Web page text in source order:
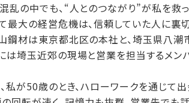
乱の中でも、“人とのつながり”が私を救っ
最大の経営危機は、信頼していた人に裏
鋼材は東京都北区の本社と、埼玉県八
は埼玉近郊の現場と営業を担当するメン
私が50歳のとき、ハローワークを通じて